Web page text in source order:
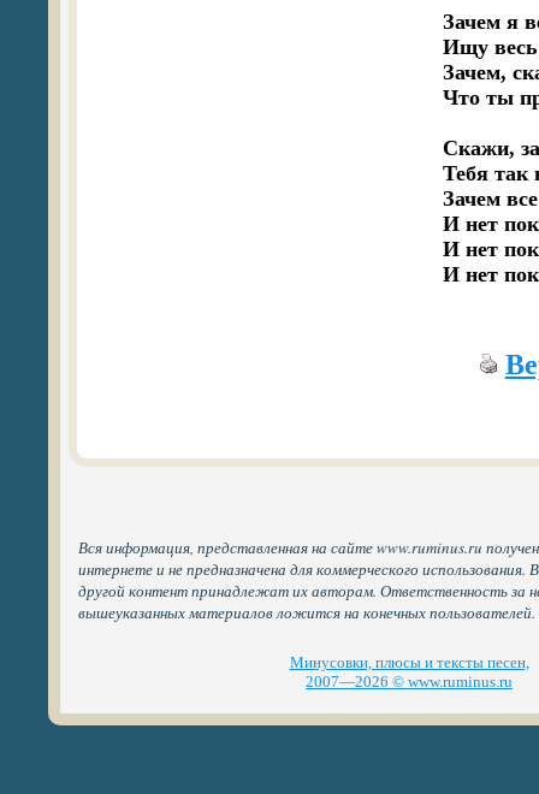
Зачем я
Ищу весь
Зачем,
Что ты
Скажи,
Тебя
Зачем
И нет
И нет
Вся информация, представленная на сайте www.ruminus.ru
интернете и не предназначена для коммерческого
другой контент принадлежат их авторам. Ответственность за
вышеуказанных материалов ложится на конечных пользователей.
Минусовки, плюсы и тексты песен,
2007—2026 © www.ruminus.ru